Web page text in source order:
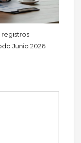
registros
Junio 2026